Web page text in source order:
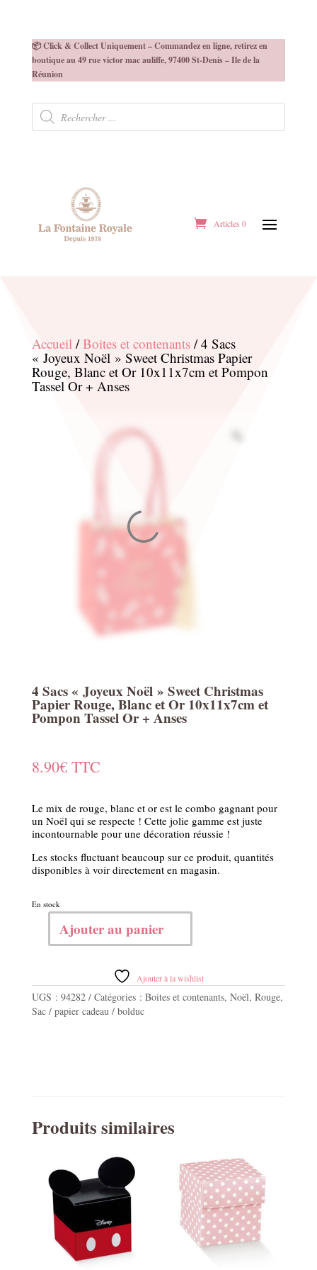
📦 Click & Collect Uniquement – Commandez en ligne, retirez en
boutique au 49 rue victor mac auliffe, 97400 St-Denis – Ile de la
Réunion
Recherche
produits
Articles 0
Accueil/Boites et contenants/ 4 Sacs
« Joyeux Noël » Sweet Christmas Papier
Rouge, Blanc et Or 10x11x7cm et Pompon
Tassel Or + Anses
4 Sacs « Joyeux Noël » Sweet Christmas
Papier Rouge, Blanc et Or 10x11x7cm et
Pompon Tassel Or + Anses
8.90€ TTC
Le mix de rouge, blanc et or est le combo gagnant pour
un Noël qui se respecte ! Cette jolie gamme est juste
incontournable pour une décoration réussie !
Les stocks fluctuant beaucoup sur ce produit, quantités
disponibles à voir directement en magasin.
En stock
"Joyeux
Noël"
10x11x7cm
et
Ajouter au panier
Ajouter à la wishlist
UGS : 94282 Catégories : Boites et contenants, Noël, Rouge,
Sac / papier cadeau / bolduc
Produits similaires